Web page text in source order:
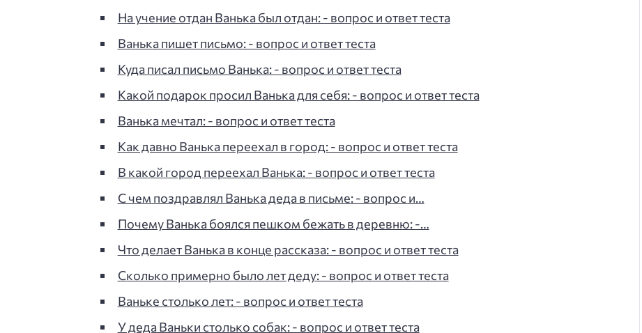
На учение отдан Ванька был отдан: - вопрос и ответ теста
Ванька пишет письмо: - вопрос и ответ теста
Куда писал письмо Ванька: - вопрос и ответ теста
Какой подарок просил Ванька для себя: - вопрос и ответ теста
Ванька мечтал: - вопрос и ответ теста
Как давно Ванька переехал в город: - вопрос и ответ теста
В какой город переехал Ванька: - вопрос и ответ теста
С чем поздравлял Ванька деда в письме: - вопрос и…
Почему Ванька боялся пешком бежать в деревню: -…
Что делает Ванька в конце рассказа: - вопрос и ответ теста
Сколько примерно было лет деду: - вопрос и ответ теста
Ваньке столько лет: - вопрос и ответ теста
У деда Ваньки столько собак: - вопрос и ответ теста